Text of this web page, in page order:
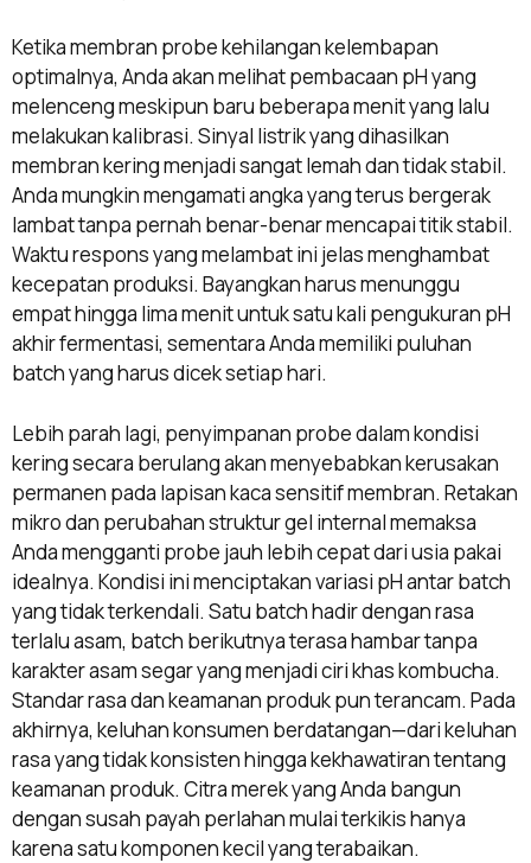
Ketika membran probe kehilangan kelembapan
optimalnya, Anda akan melihat pembacaan pH yang
melenceng meskipun baru beberapa menit yang lalu
melakukan kalibrasi. Sinyal listrik yang dihasilkan
membran kering menjadi sangat lemah dan tidak stabil.
Anda mungkin mengamati angka yang terus bergerak
lambat tanpa pernah benar-benar mencapai titik stabil.
Waktu respons yang melambat ini jelas menghambat
kecepatan produksi. Bayangkan harus menunggu
empat hingga lima menit untuk satu kali pengukuran pH
akhir fermentasi, sementara Anda memiliki puluhan
batch yang harus dicek setiap hari.
Lebih parah lagi, penyimpanan probe dalam kondisi
kering secara berulang akan menyebabkan kerusakan
permanen pada lapisan kaca sensitif membran. Retakan
mikro dan perubahan struktur gel internal memaksa
Anda mengganti probe jauh lebih cepat dari usia pakai
idealnya. Kondisi ini menciptakan variasi pH antar batch
yang tidak terkendali. Satu batch hadir dengan rasa
terlalu asam, batch berikutnya terasa hambar tanpa
karakter asam segar yang menjadi ciri khas kombucha.
Standar rasa dan keamanan produk pun terancam. Pada
akhirnya, keluhan konsumen berdatangan—dari keluhan
rasa yang tidak konsisten hingga kekhawatiran tentang
keamanan produk. Citra merek yang Anda bangun
dengan susah payah perlahan mulai terkikis hanya
karena satu komponen kecil yang terabaikan.